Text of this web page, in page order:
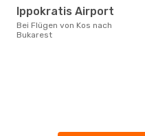
Ippokratis Airport
Bei Flügen von Kos nach
Bukarest